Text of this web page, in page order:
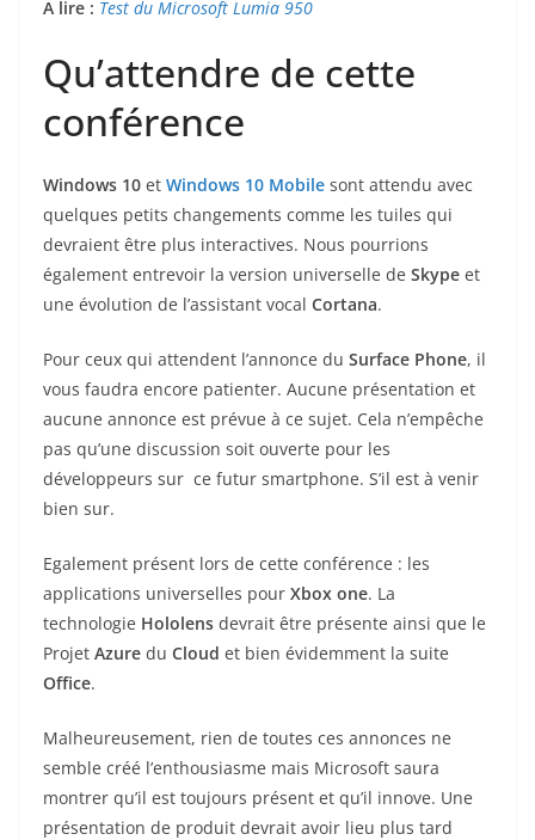
A lire : Test du Microsoft Lumia 950
Qu’attendre de cette
conférence
Windows 10 et Windows 10 Mobile sont attendu avec
quelques petits changements comme les tuiles qui
devraient être plus interactives. Nous pourrions
également entrevoir la version universelle de Skype et
une évolution de l’assistant vocal Cortana.
Pour ceux qui attendent l’annonce du Surface Phone, il
vous faudra encore patienter. Aucune présentation et
aucune annonce est prévue à ce sujet. Cela n’empêche
pas qu’une discussion soit ouverte pour les
développeurs sur ce futur smartphone. S’il est à venir
bien sur.
Egalement présent lors de cette conférence : les
applications universelles pour Xbox one. La
technologie Hololens devrait être présente ainsi que le
Projet Azure du Cloud et bien évidemment la suite
Office.
Malheureusement, rien de toutes ces annonces ne
semble créé l’enthousiasme mais Microsoft saura
montrer qu’il est toujours présent et qu’il innove. Une
présentation de produit devrait avoir lieu plus tard